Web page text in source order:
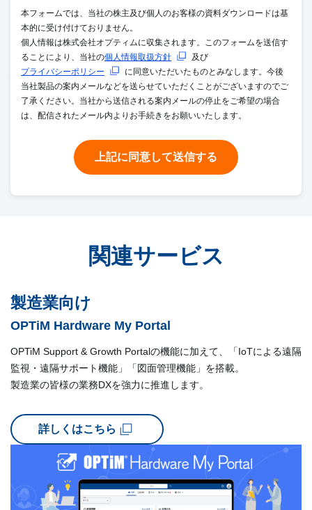
本フォームでは、当社の株主及び個人のお客様の資料ダウンロードは基
本的に受け付けておりません。
個人情報は株式会社オプティムに収集されます。このフォームを送信す
ることにより、当社の個人情報取扱方針
及び
プライバシーポリシー
に同意いただいたものとみなします。今後
当社製品の案内メールなどを送らせていただくことがございますのでご
了承ください。当社から送信される案内メールの停止をご希望の場合
は、配信されたメール内よりお手続きをお願いいたします。
上記に同意して送信する
関連サービス
製造業向け
OPTiM Hardware My Portal
OPTiM Support & Growth Portalの機能に加えて、「IoTによる遠隔
監視・遠隔サポート機能」
「図面管理機能」を搭載。
製造業の皆様の業務DXを強力に推進します。
詳しくはこちら